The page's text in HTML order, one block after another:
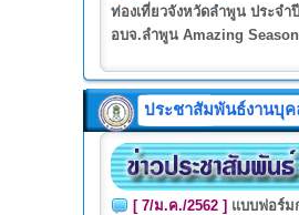
ท่องเที่ยวจังหวัดลำพูน ประจ
อบจ.ลำพูน Amazing
ประชาสัมพันธ์งานบุค
[ 7/ม.ค./2562 ] แบบฟอร์ม